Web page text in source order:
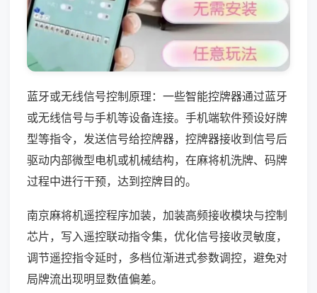
蓝牙或无线信号控制原理：一些智能控牌器通过蓝牙
或无线信号与手机等设备连接。手机端软件预设好牌
型等指令，发送信号给控牌器，控牌器接收到信号后
驱动内部微型电机或机械结构，在麻将机洗牌、码牌
过程中进行干预，达到控牌目的。
南京麻将机遥控程序加装，加装高频接收模块与控制
芯片，写入遥控联动指令集，优化信号接收灵敏度，
调节遥控指令延时，多档位渐进式参数调控，避免对
局牌流出现明显数值偏差。